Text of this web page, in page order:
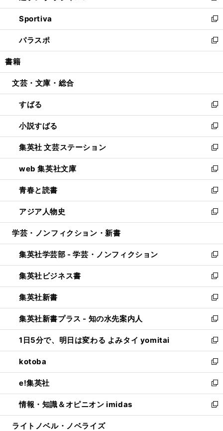
開
く
ン
ド
ウ
で
開
ウ
ィ
ン
ド
ウ
開
し
い
ウ
ィ
ン
ウ
開
く
Sportiva
新
し
い
ウ
ン
ウ
で
開
く
パラスポ
新
し
ウ
ン
ド
ウ
で
開
く
書籍
文芸・文庫・総合
すばる
新
し
い
ウ
ィ
ン
ド
ウ
で
開
く
小説すばる
新
し
い
ウ
ィ
ン
ド
ウ
で
開
集英社 文芸ステーション
新
し
い
ウ
ィ
ン
ド
ウ
開
く
web 集英社文庫
新
し
い
ウ
ィ
ン
ウ
で
開
く
青春と読書
新
し
い
ウ
ン
ド
ウ
で
開
く
アジア人物史
新
し
ウ
ィ
ン
ド
ウ
で
開
く
学芸・ノンフィクション・新書
集英社学芸部 - 学芸・ノンフィクション
新
し
い
ウ
ィ
ン
ド
ウ
で
開
く
集英社ビジネス書
新
し
い
ウ
ィ
ン
ド
ウ
で
開
く
集英社新書
新
し
い
ウ
ィ
ン
ド
ウ
で
開
く
集英社新書プラス - 知の水先案内人
新
し
い
ウ
ィ
ン
ド
ウ
で
開
1日5分で、明日は変わる よみタイ yomitai
新
し
い
ウ
ィ
ン
ド
ウ
kotoba
新
し
い
ウ
ィ
ン
e!集英社
新
し
い
ウ
情報・知識＆オピニオン imidas
新
し
ライトノベル・ノベライズ